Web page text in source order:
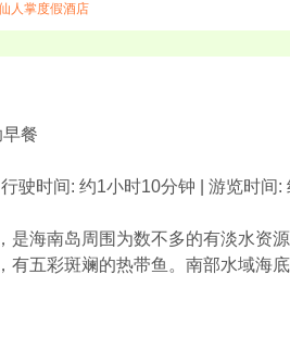
人掌度假酒店
餐
驶时间: 约1小时10分钟 | 游览时间:
是海南岛周围为数不多的有淡水资
有五彩斑斓的热带鱼。南部水域海